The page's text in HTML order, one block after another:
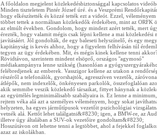
A főoldalon megjelent közlekedésbiztonsággal kapcsolatos
Minden tiszteletem Pintér József úré. és a Veszprémi
hogy elkészítették és közzé tették ezt a videót. Ezzel, véleményem
többet tettek a normálisan közlekedők érdekében, mint az ORFK
az elmúlt években. Gondolom, hogy mindezt azért tették, mert
érezték, hogy valamit mégis csak lépni kellene a mai közlekedési
javításáért. Jól gondolták, de egy baleseti helyszínelő, és egy
kapitányság is kevés ahhoz, hogy a figyelem felhívásán túl
tegyen az ügy érdekében. Mit, és mégis kinek kellene tenni
Rövidtávon, szerintem mindent elsöprő, országos "agymosó"
médiakampányra lenne szükség (hasonlóan a
felébredjenek az emberek. Vasszigor kellene az utakon a
részéről a telefonálók, gyorshajtók, agresszíven vezetők,
átlépők, nem indexelők, önkényesen parkolók, összefoglalóan
akik semmibe veszik közlekedő társaikat, fittyet hánynak a
az együttélés legminimálisabb szabályaira is. Ez lenne a
rejtem véka alá azt a személyes véleményem, hogy sokat
helyzeten, ha egyes járműtípusok vezetőit pszichológiai
vetnék alá. Kettőt lehet találgatni&#8230; igen, a BMW-re, az
illetve úgy általában a SUV-ok vezetőire gondoltam&#8230;
Hosszútávon ott lehetne tenni a legtöbbet, ahol a fejekkel
azaz az iskolákban.